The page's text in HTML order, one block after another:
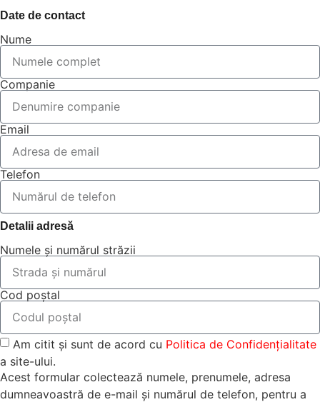
Date de contact
Nume
Companie
Email
Telefon
Detalii adresă
Numele și numărul străzii
Cod poștal
Am citit și sunt de acord cu Politica de Confidențialitate
a site-ului.
Acest formular colectează numele, prenumele, adresa
dumneavoastră de e-mail și numărul de telefon, pentru a